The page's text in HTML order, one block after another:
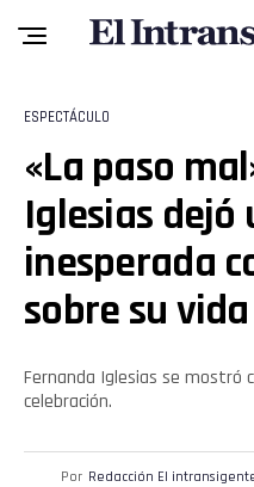
ESPECTÁCULO
«La paso
Iglesias dejó
inesperada
sobre su
Fernanda Iglesias se mostró
celebración.
Por Redacción El